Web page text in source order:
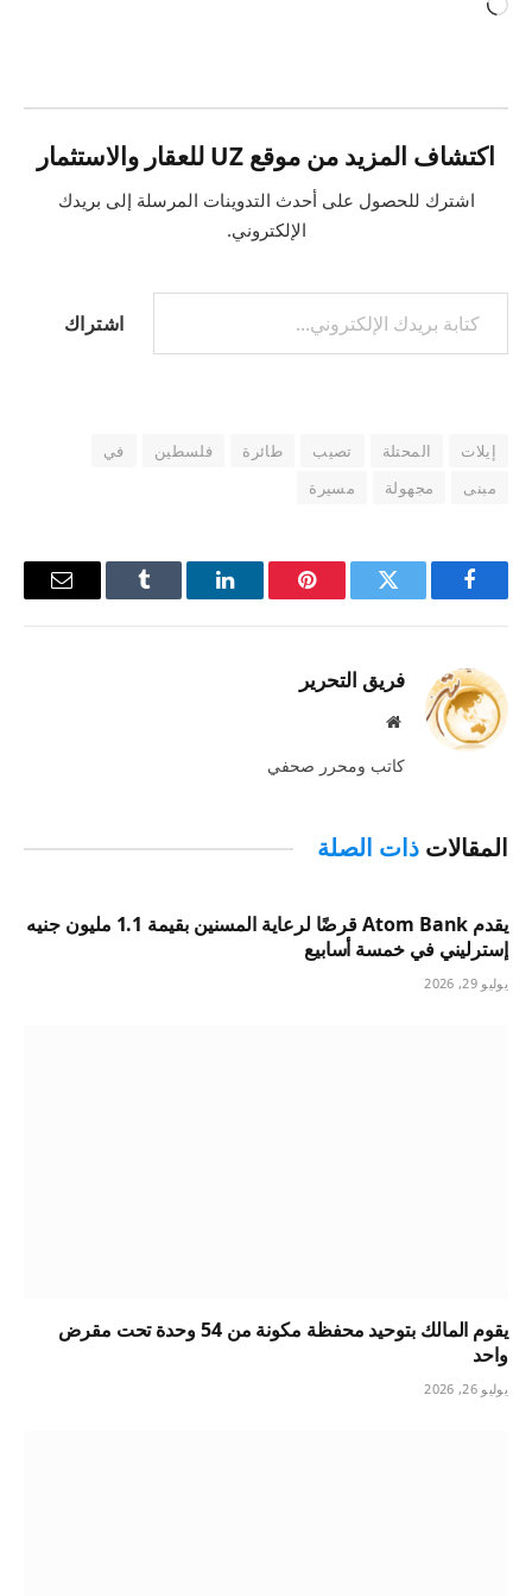
جاري
اكتشاف المزيد من موقع UZ للعقار والاستثمار
اشترك للحصول على أحدث التدوينات المرسلة إلى بريدك
الإلكتروني.
كتابة بريدك الإلكتروني...
اشتراك
إيلات المحتلة تصيب طائرة فلسطين
في
مبنى
مجهولة مسيرة
فيسبوك تويتر بينتيريستلينكدإن Tumblr
البريد
فريق التحرير
موقع
كاتب ومحرر صحفي
المقالات ذات الصلة
يقدم Atom Bank قرضًا لرعاية المسنين بقيمة 1.1 مليون جنيه
إسترليني في خمسة أسابيع
يوليو 29, 2026
يقوم المالك بتوحيد محفظة مكونة من 54 وحدة تحت مقرض
واحد
يوليو 26, 2026